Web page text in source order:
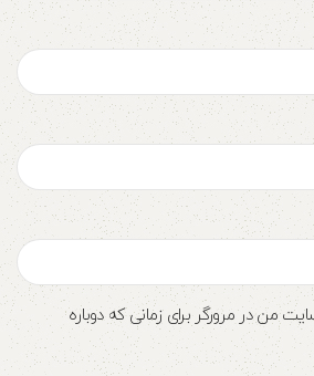
من در مرورگر برای زمانی که دوباره